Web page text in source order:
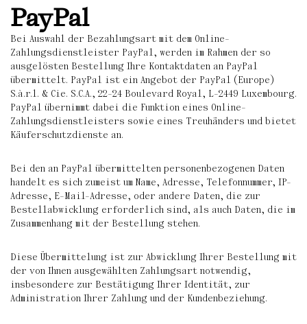
PayPal
Bei Auswahl der Bezahlungsart mit dem Online-
Zahlungsdienstleister PayPal, werden im Rahmen der so
ausgelösten Bestellung Ihre Kontaktdaten an PayPal
übermittelt. PayPal ist ein Angebot der PayPal (Europe)
S.à.r.l. & Cie. S.C.A., 22-24 Boulevard Royal, L-2449 Luxembourg.
PayPal übernimmt dabei die Funktion eines Online-
Zahlungsdienstleisters sowie eines Treuhänders und bietet
Käuferschutzdienste an.
Bei den an PayPal übermittelten personenbezogenen Daten
handelt es sich zumeist um Name, Adresse, Telefonnummer, IP-
Adresse, E-Mail-Adresse, oder andere Daten, die zur
Bestellabwicklung erforderlich sind, als auch Daten, die im
Zusammenhang mit der Bestellung stehen.
Diese Übermittelung ist zur Abwicklung Ihrer Bestellung mit
der von Ihnen ausgewählten Zahlungsart notwendig,
insbesondere zur Bestätigung Ihrer Identität, zur
Administration Ihrer Zahlung und der Kundenbeziehung.